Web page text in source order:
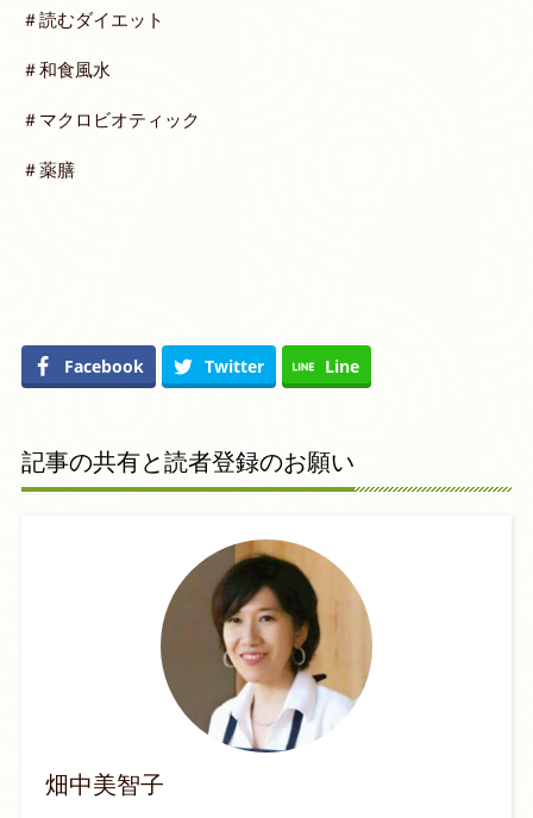
＃読むダイエット
＃和食風水
＃マクロビオティック
＃薬膳
Facebook Twitter Line
記事の共有と読者登録のお願い
畑中美智子